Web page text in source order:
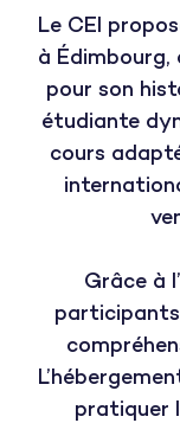
Le CEI
à
pour son
étudiante
cours
Grâce à
pratiquer